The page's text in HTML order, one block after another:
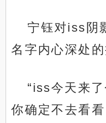
宁钰对iss阴
名字内心深处的
“iss今天来
你确定不去看看